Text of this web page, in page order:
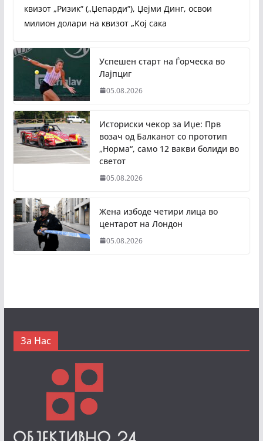
квизот „Ризик“ („Џепарди“), Џејми Динг, освои
милион долари на квизот „Кој сака
Успешен старт на Ѓорческа во
Лајпциг
05.08.2026
Историски чекор за Иџе: Прв
возач од Балканот со прототип
„Норма“, само 12 вакви болиди во
светот
05.08.2026
Жена избоде четири лица во
центарот на Лондон
05.08.2026
За Нас